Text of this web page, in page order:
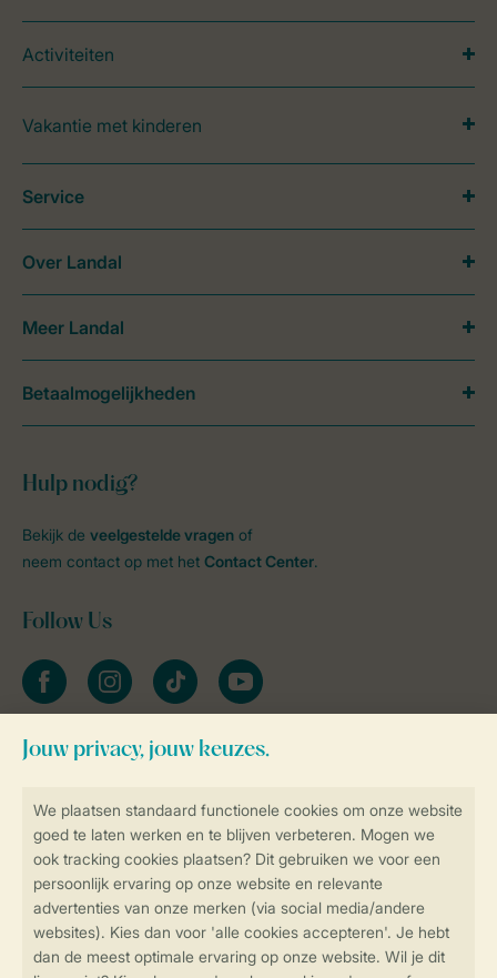
Veilig en snel online boeken
Veilige gegevensoverdracht
Veilige betaling
Activiteiten
Vakantie met kinderen
Hulp nodig?
Bekijk de veelgestelde vragen of
neem contact op met het Contact Center.
Follow Us
facebookinstagramtiktok youtube
Blijf op de hoogte
Service
Over Landal
Meer Landal
Betaalmogelijkheden